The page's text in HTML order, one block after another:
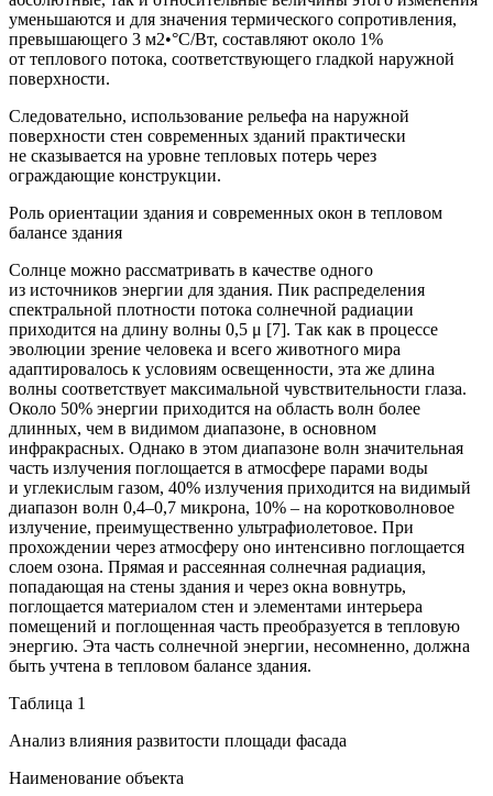
уменьшаются и для значения термического сопротивления,
превышающего 3 м2•°С/Вт, составляют около 1%
от теплового потока, соответствующего гладкой наружной
поверхности.
Следовательно, использование рельефа на наружной
поверхности стен современных зданий практически
не сказывается на уровне тепловых потерь через
ограждающие конструкции.
Роль ориентации здания и современных окон в тепловом
балансе здания
Солнце можно рассматривать в качестве одного
из источников энергии для здания. Пик распределения
спектральной плотности потока солнечной радиации
приходится на длину волны 0,5 μ [7]. Так как в процессе
эволюции зрение человека и всего животного мира
адаптировалось к условиям освещенности, эта же длина
волны соответствует максимальной чувствительности глаза.
Около 50% энергии приходится на область волн более
длинных, чем в видимом диапазоне, в основном
инфракрасных. Однако в этом диапазоне волн значительная
часть излучения поглощается в атмосфере парами воды
и углекислым газом, 40% излучения приходится на видимый
диапазон волн 0,4–0,7 микрона, 10% – на коротковолновое
излучение, преимущественно ультрафиолетовое. При
прохождении через атмосферу оно интенсивно поглощается
слоем озона. Прямая и рассеянная солнечная радиация,
попадающая на стены здания и через окна вовнутрь,
поглощается материалом стен и элементами интерьера
помещений и поглощенная часть преобразуется в тепловую
энергию. Эта часть солнечной энергии, несомненно, должна
быть учтена в тепловом балансе здания.
Таблица 1
Анализ влияния развитости площади фасада
Наименование объекта